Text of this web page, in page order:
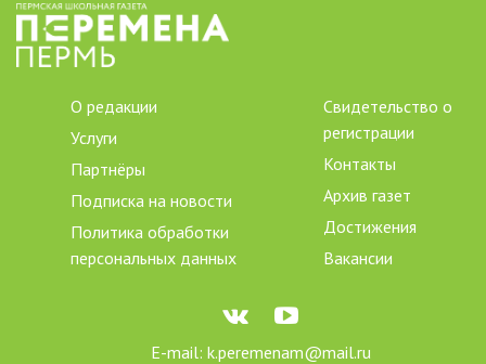
О редакции
Услуги
Партнёры
Подписка на новости
Политика обработки
персональных данных
Свидетельство о
регистрации
Контакты
Архив газет
Достижения
Вакансии
E-mail: k.peremenam@mail.ru